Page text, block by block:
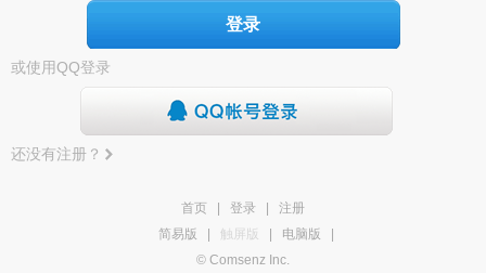
登录
或使用QQ登录
还没有注册？
首页 登录
注册
简易版
触屏版 电脑版
© Comsenz Inc.